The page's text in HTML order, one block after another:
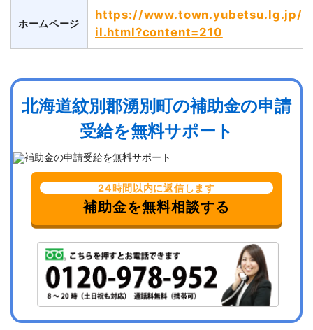
ホームページ
https://www.town.yubetsu.lg.jp/
il.html?content=210
北海道紋別郡湧別町の補助金の申請
受給を無料サポート
24時間以内に返信します
補助金を無料相談する